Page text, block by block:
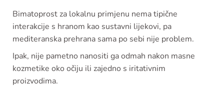
Bimatoprost za lokalnu primjenu nema tipične
interakcije s hranom kao sustavni lijekovi, pa
mediteranska prehrana sama po sebi nije problem.
Ipak, nije pametno nanositi ga odmah nakon masne
kozmetike oko očiju ili zajedno s iritativnim
proizvodima.